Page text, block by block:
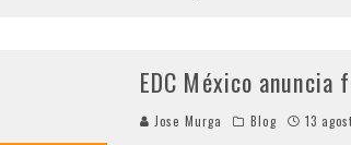
EDC México anuncia
Jose Murga Blog 13